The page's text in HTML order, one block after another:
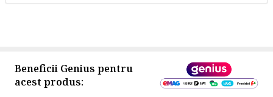
Beneficii Genius pentru
acest produs: